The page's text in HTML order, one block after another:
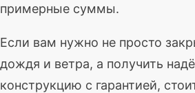
примерные суммы.
Если вам нужно не просто
дождя и ветра, а получить
конструкцию с гарантией,